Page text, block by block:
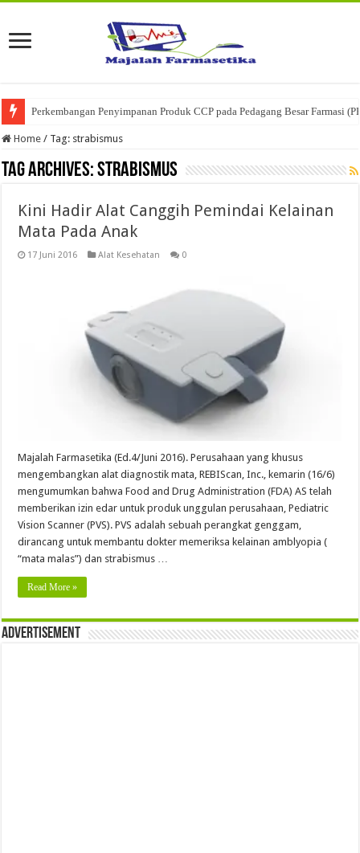
Perkembangan Penyimpanan Produk CCP pada Pedagang Besar Farmasi
Home / Tag: strabismus
Tag Archives:strabismus
Kini Hadir Alat Canggih Pemindai Kelainan
Mata Pada Anak
17 Juni 2016 Alat Kesehatan 0
Majalah Farmasetika (Ed.4/Juni 2016). Perusahaan yang khusus
mengembangkan alat diagnostik mata, REBIScan, Inc., kemarin (16/6)
mengumumkan bahwa Food and Drug Administration (FDA) AS telah
memberikan izin edar untuk produk unggulan perusahaan, Pediatric
Vision Scanner (PVS). PVS adalah sebuah perangkat genggam,
dirancang untuk membantu dokter memeriksa kelainan amblyopia (
“mata malas”) dan strabismus …
Read More »
Advertisement